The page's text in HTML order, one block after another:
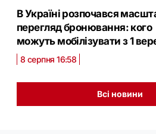
В Україні розпочався
перегляд бронювання: кого
можуть мобілізувати з 1
8 серпня 16:58
Всі новини